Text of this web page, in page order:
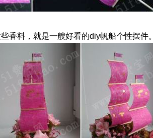
香料，就是一艘好看的diy帆船个性摆件。